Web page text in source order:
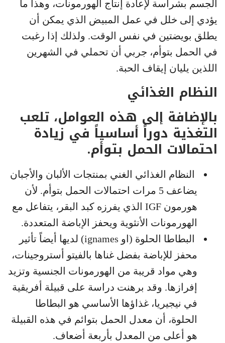
الجسم بشراسة لإعادة إنتاج الهورمونات، وهذا ما
يؤدي إلى خلل في عمل المبيض الذي يمكن أن
يطلق بويضتين في نفس الوقت. ولذلك إذا رغبت
في الحمل بتوأم، جربي أن تحملي في الشهرين
اللذين يليان إيقاف الحبة.
النظام الغذائي
بالإضافة إلى هذه العوامل، تلعب
التغذية دوراً أساسياً في زيادة
احتمالات الحمل بتوأم.
النظام الغذائي الغني بمنتجات الألبان والأجبان
يضاعف 5 مرات احتمالات الحمل بتوأم. لأن
هورمون IGF الذي يفرزه كبد البقر، يتفاعل مع
الهورمونات الأنثوية ويحفز الإباضة المتعددة.
البطاطا الحلوة (او ignames) لديها أيضاً تأثير
محفز للإباضة بفضل غناها بالفيتو أستروجينات،
وهي مواد قريبة من الهورمونات الجنسية وتزيد
إفرازها. وقد برهنت دراسة على قبيلة أفريقية
في نيجيريا، غذاؤها الأساسي هو البطاطا
الحلوة، أن معدل الحمل بتوائم في هذه القبيلة
هو أعلى من المعدل بأربعة أضعاف.